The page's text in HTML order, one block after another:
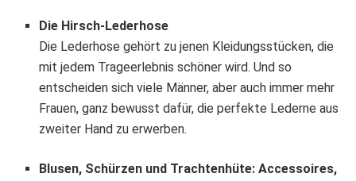
Die Hirsch-Lederhose
Die Lederhose gehört zu jenen Kleidungsstücken, die
mit jedem Trageerlebnis schöner wird. Und so
entscheiden sich viele Männer, aber auch immer mehr
Frauen, ganz bewusst dafür, die perfekte Lederne aus
zweiter Hand zu erwerben.
Blusen, Schürzen und Trachtenhüte: Accessoires,